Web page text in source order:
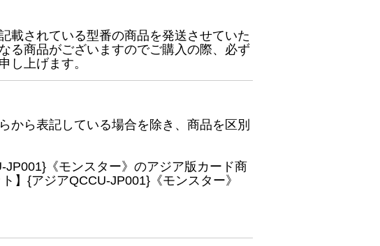
載されている型番の商品を発送させていた
る商品がございますのでご購入の際、必ず
し上げます。
から表記している場合を除き、商品を区別
《モンスター》のアジア版カード商
{アジアQCCU-JP001}《モンスター》